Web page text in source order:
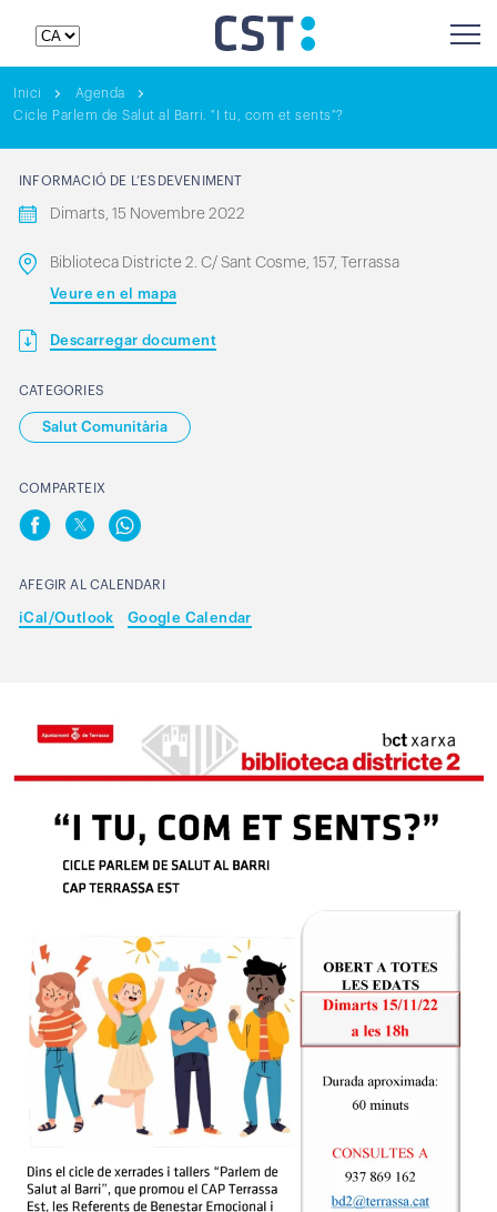
Inici
Agenda
Cicle Parlem de Salut al Barri. "I tu, com et sents"?
INFORMACIÓ DE L’ESDEVENIMENT
Dimarts, 15 Novembre 2022
Biblioteca Districte 2. C/ Sant Cosme, 157, Terrassa
Veure en el mapa
Descarregar document
CATEGORIES
Salut Comunitària
COMPARTEIX
AFEGIR AL CALENDARI
iCal/Outlook Google Calendar